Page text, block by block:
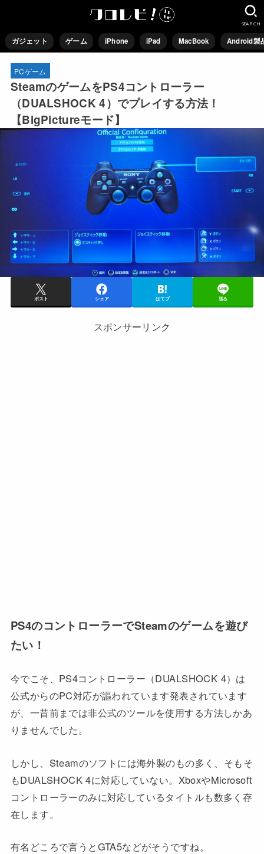
ガジェット ゲーム iPhone iPad MacBook Android製
SEARCH
PCゲーム
SteamのゲームをPS4コントローラー
（DUALSHOCK 4）でプレイする方法！
【BigPictureモード】
ポスト シェア はてブ 送る
スポンサーリンク
PS4のコントローラーでSteamのゲームを遊び
たい！
今でこそ、PS4コントローラー（DUALSHOCK 4）は
公式からのPC対応が謳われています発表されています
が、一昔前までは非公式のツールを使用する方法しかあ
りませんでした。
しかし、Steamのソフトには海外製のもの多く、そもそ
もDUALSHOCK 4に対応していない。XboxやMicrosoft
コントローラーのみに対応しているタイトルも数多く存
在します。
有名どころで言うとGTA5などがそうですね。